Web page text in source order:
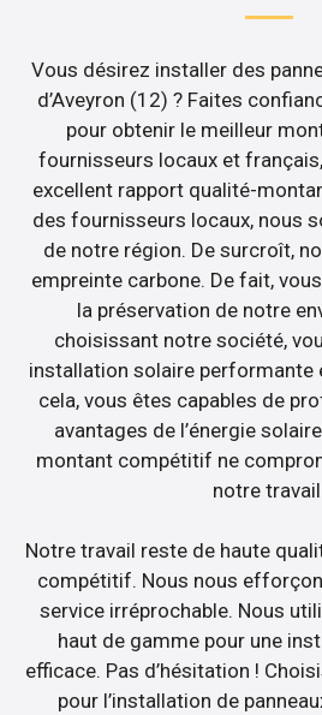
Vous désirez installer des
d’Aveyron (12) ? Faites
pour obtenir le meilleur
fournisseurs locaux et
excellent rapport qualité-
des fournisseurs locaux, nous
de notre région. De surcroît,
empreinte carbone. De fait,
la préservation de notre
choisissant notre société,
installation solaire performante
cela, vous êtes capables de
avantages de l’énergie
montant compétitif ne
notre travail.
Notre travail reste de haute
compétitif. Nous nous
service irréprochable. Nous
haut de gamme pour une
efficace. Pas d’hésitation !
pour l’installation de